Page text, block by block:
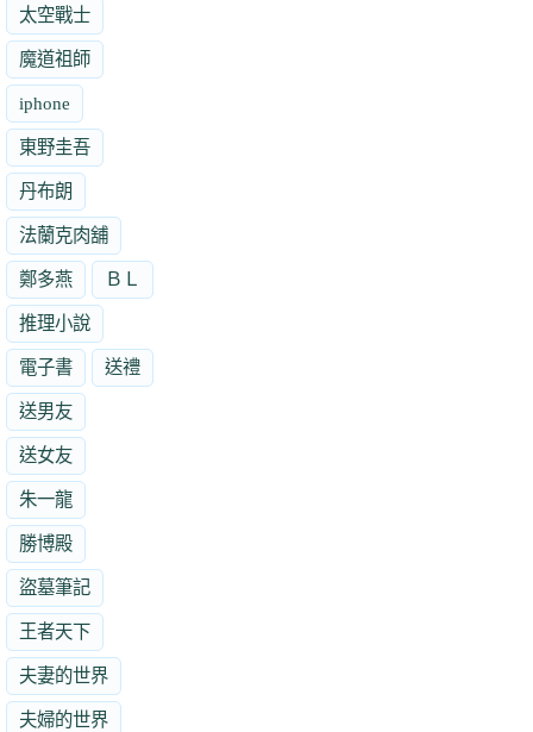
太空戰士
魔道祖師
iphone
東野圭吾
丹布朗
法蘭克肉舖
鄭多燕 ＢＬ
推理小說
電子書 送禮
送男友
送女友
朱一龍
勝博殿
盜墓筆記
王者天下
夫妻的世界
夫婦的世界